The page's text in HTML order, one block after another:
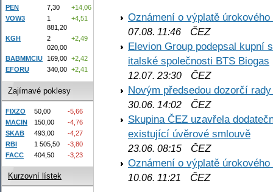
Oznámení o výplatě
07.08. 11:46 ČEZ
Elevion Group podepsal kupní
italské společnosti BTS Biogas
12.07. 23:30 ČEZ
Novým předsedou dozorčí
30.06. 14:02 ČEZ
Skupina ČEZ uzavřela
existující úvěrové smlouvě
23.06. 08:15 ČEZ
Oznámení o výplatě
10.06. 11:21 ČEZ
PEN 7,30
+14,06
VOW3
1
881,20
+4,51
KGH
2
020,00
+2,49
BABMMCIU 169,00 +2,42
EFORU
340,00 +2,41
Zajímavé poklesy
FIXZO 50,00
-5,66
MACIN
150,00
-4,76
SKAB
493,00
-4,27
RBI
1 505,50
-3,80
FACC
404,50 -3,23
Kurzovní lístek